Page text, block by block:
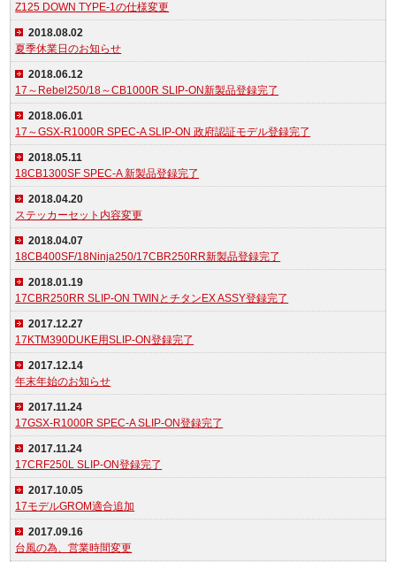
Z125 DOWN TYPE-1の仕様変更
2018.08.02
夏季休業日のお知らせ
2018.06.12
17～Rebel250/18～CB1000R SLIP-ON新製品登録完了
2018.06.01
17～GSX-R1000R SPEC-A SLIP-ON 政府認証モデル登録完了
2018.05.11
18CB1300SF SPEC-A 新製品登録完了
2018.04.20
ステッカーセット内容変更
2018.04.07
18CB400SF/18Ninja250/17CBR250RR新製品登録完了
2018.01.19
17CBR250RR SLIP-ON TWINとチタンEX ASSY登録完了
2017.12.27
17KTM390DUKE用SLIP-ON登録完了
2017.12.14
年末年始のお知らせ
2017.11.24
17GSX-R1000R SPEC-A SLIP-ON登録完了
2017.11.24
17CRF250L SLIP-ON登録完了
2017.10.05
17モデルGROM適合追加
2017.09.16
台風の為、営業時間変更